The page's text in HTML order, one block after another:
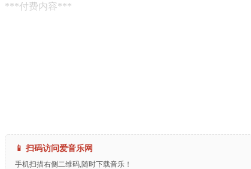
***付费内容***
📱 扫码访问爱音乐网
手机扫描右侧二维码,随时下载音乐！